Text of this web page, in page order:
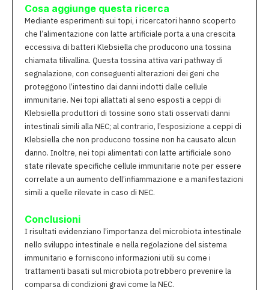
Cosa aggiunge questa ricerca
Mediante esperimenti sui topi, i ricercatori hanno scoperto
che l’alimentazione con latte artificiale porta a una crescita
eccessiva di batteri Klebsiella che producono una tossina
chiamata tilivallina. Questa tossina attiva vari pathway di
segnalazione, con conseguenti alterazioni dei geni che
proteggono l’intestino dai danni indotti dalle cellule
immunitarie. Nei topi allattati al seno esposti a ceppi di
Klebsiella produttori di tossine sono stati osservati danni
intestinali simili alla NEC; al contrario, l’esposizione a ceppi di
Klebsiella che non producono tossine non ha causato alcun
danno. Inoltre, nei topi alimentati con latte artificiale sono
state rilevate specifiche cellule immunitarie note per essere
correlate a un aumento dell’infiammazione e a manifestazioni
simili a quelle rilevate in caso di NEC.
Conclusioni
I risultati evidenziano l’importanza del microbiota intestinale
nello sviluppo intestinale e nella regolazione del sistema
immunitario e forniscono informazioni utili su come i
trattamenti basati sul microbiota potrebbero prevenire la
comparsa di condizioni gravi come la NEC.